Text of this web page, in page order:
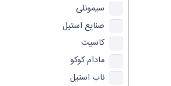
سیمونلی
صنایع استیل
کاسیت
مادام کوکو
ناب استیل